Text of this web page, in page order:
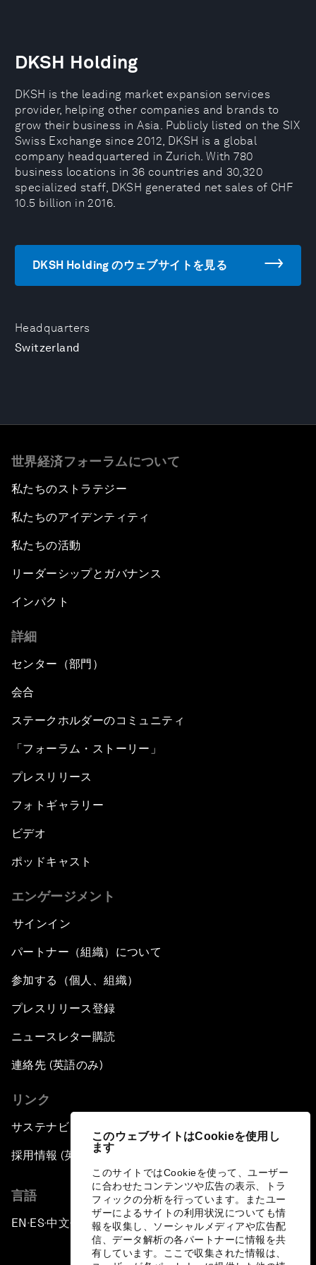
このウェブサイトはCookieを使用し
ます
このサイトではCookieを使って、ユーザー
に合わせたコンテンツや広告の表示、トラ
フィックの分析を行っています。またユー
ザーによるサイトの利用状況についても情
報を収集し、ソーシャルメディアや広告配
信、データ解析の各パートナーに情報を共
有しています。ここで収集された情報は、
Headquarters
Switzerland
DKSH Holding
DKSH is the leading market expansion services
provider, helping other companies and brands to
grow their business in Asia. Publicly listed on the SIX
Swiss Exchange since 2012, DKSH is a global
company headquartered in Zurich. With 780
business locations in 36 countries and 30,320
specialized staff, DKSH generated net sales of CHF
10.5 billion in 2016.
DKSH Holding のウェブサイトを見る
世界経済フォーラムについて
私たちのストラテジー
私たちのアイデンティティ
私たちの活動
リーダーシップとガバナンス
インパクト
詳細
センター（部門）
会合
ステークホルダーのコミュニティ
「フォーラム・ストーリー」
プレスリリース
フォトギャラリー
ビデオ
ポッドキャスト
エンゲージメント
サインイン
パートナー（組織）について
参加する（個人、組織）
プレスリリース登録
ニュースレター購読
連絡先 (英語のみ)
リンク
サステナビリティへの取り組み
採用情報 (英語のみ)
言語
EN ▪ES▪中文▪ 日本語